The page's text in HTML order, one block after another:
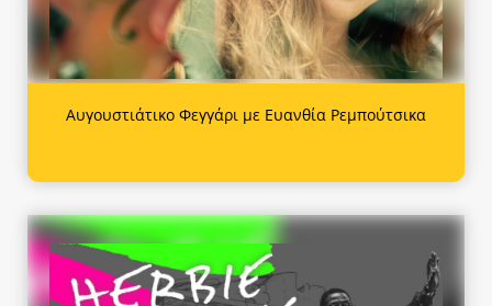
Αυγουστιάτικο Φεγγάρι με Ευανθία Ρεμπούτσικα